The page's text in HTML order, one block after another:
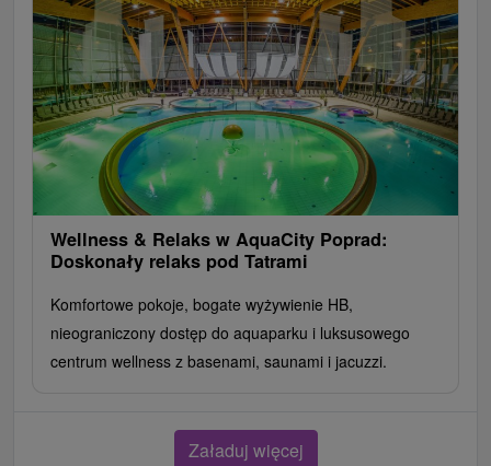
Wellness & Relaks w AquaCity Poprad:
Doskonały relaks pod Tatrami
Komfortowe pokoje, bogate wyżywienie HB,
nieograniczony dostęp do aquaparku i luksusowego
centrum wellness z basenami, saunami i jacuzzi.
Załaduj więcej